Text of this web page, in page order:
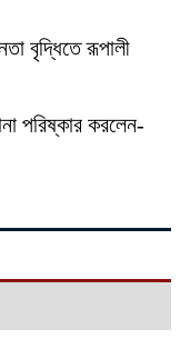
বৃদ্ধিতে রূপালী
পরিষ্কার করলেন-